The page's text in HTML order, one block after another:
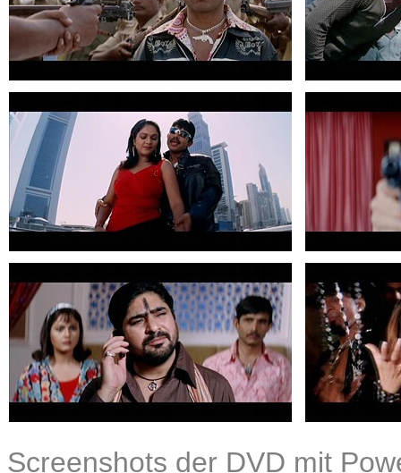
Screenshots der DVD mit